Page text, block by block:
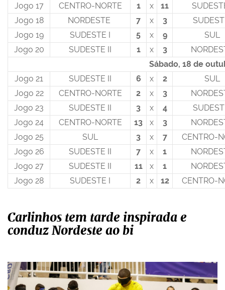
Jogo 17
CENTRO-NORTE 1 x 11
Jogo 18
NORDESTE 7 x 3
Jogo 19
SUDESTE I 5 x 9
SUL
Jogo 20
SUDESTE II 1 x 3
Sábado, 18 de
Jogo 21
SUDESTE II 6 x 2
SUL
Jogo 22
CENTRO-NORTE 2 x 3
Jogo 23
SUDESTE II 3 x 4
Jogo 24
CENTRO-NORTE 13 x 3
Jogo 25
SUL 3 x 7
CENTRO-
Jogo 26
SUDESTE II 7 x 1
Jogo 27
SUDESTE II 11 x 1
Jogo 28
SUDESTE I 2 x 12 CENTRO-
Carlinhos tem tarde inspirada e
conduz Nordeste ao bi